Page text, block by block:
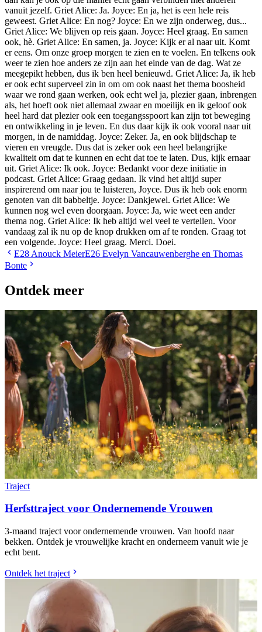
E28 Anouck MeierE26 Evelyn Vancauwenberghe en Thomas
Bonte
Ontdek meer
Traject
Herfsttraject voor Ondernemende Vrouwen
3-maand traject voor ondernemende vrouwen. Van hoofd naar
bekken. Ontdek je vrouwelijke kracht en onderneem vanuit wie je
echt bent.
Ontdek het traject